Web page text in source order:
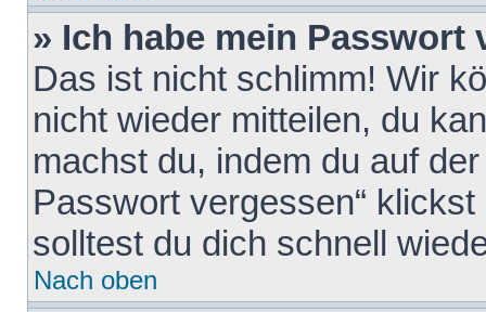
» Ich habe mein Passwort
Das ist nicht schlimm! Wir
nicht wieder mitteilen, du
machst du, indem du auf
Passwort vergessen“
solltest du dich schnell
Nach oben